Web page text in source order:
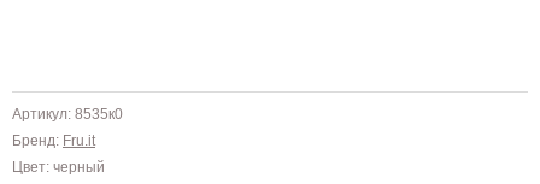
Артикул: 8535к0
Бренд: Fru.it
Цвет: черный